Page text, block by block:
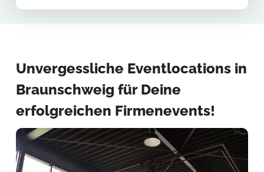
Unvergessliche Eventlocations in
Braunschweig für Deine
erfolgreichen Firmenevents!